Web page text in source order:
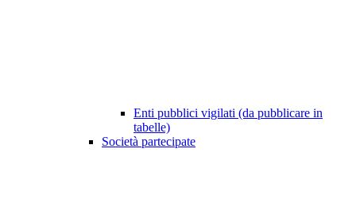
Enti pubblici vigilati (da pubblicare in
tabelle)
Società partecipate